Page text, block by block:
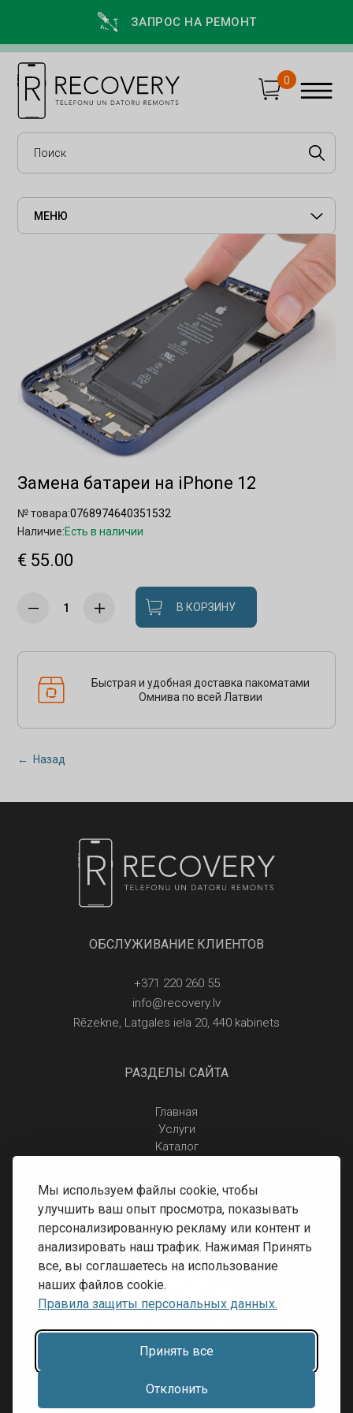
Мы используем файлы cookie, чтобы
улучшить ваш опыт просмотра, показывать
персонализированную рекламу или контент и
анализировать наш трафик. Нажимая Принять
все, вы соглашаетесь на использование
наших файлов cookie.
Правила защиты персональных данных.
Принять все
Отклонить
ЗАПРОС НА РЕМОНТ
0
МЕНЮ
Замена батареи на iPhone 12
№ товара:0768974640351532
Наличие:Есть в наличии
€ 55.00
В КОРЗИНУ
Быстрая и удобная доставка пакоматами
Омнива по всей Латвии
← Назад
ОБСЛУЖИВАНИЕ КЛИЕНТОВ
+371 220 260 55
info@recovery.lv
Rēzekne, Latgales iela 20, 440 kabinets
РАЗДЕЛЫ САЙТА
Главная
Услуги
Каталог
Правила защиты персональных данных
Доставка и оплата
Условия возврата
Разработка сайта:Inibrand